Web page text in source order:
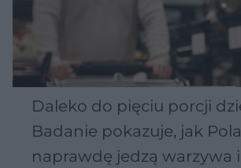
Daleko do pięciu porcji
Badanie pokazuje, jak
naprawdę jedzą warzywa